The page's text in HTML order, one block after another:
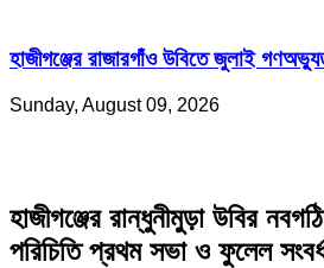
হাজীগঞ্জের রাজারগাঁও উবিতে জুলাই
Sunday, August 09, 2026
হাজীগঞ্জের রান্ধুনীমুড়া উবির
পরিচিতি প্রথম সভা ও ফুলেল